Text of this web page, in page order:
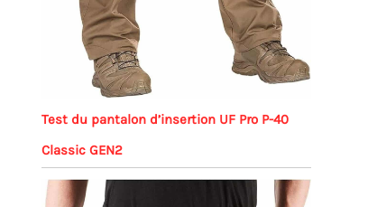
Test du pantalon d’insertion UF Pro P-40
Classic GEN2